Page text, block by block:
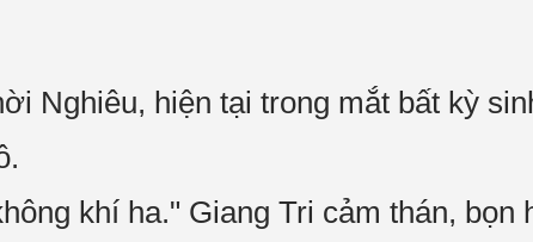
Nghiêu, hiện tại trong mắt bất kỳ
khí ha." Giang Tri cảm thán, bọn